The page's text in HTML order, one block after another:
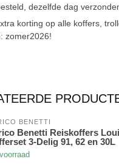
dezelfde dag
korting op alle koffers,
zomer2026!
BENETTI
Benetti Reiskoffers
3-Delig 91, 62 en 30L